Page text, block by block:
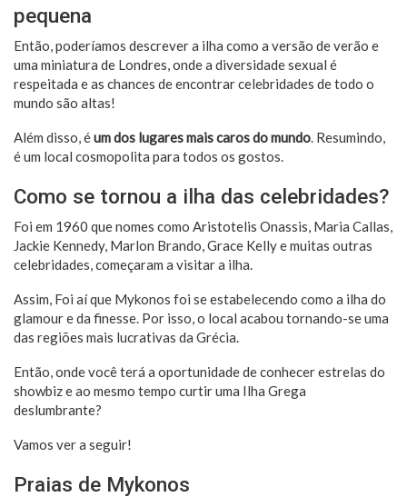
pequena
Então, poderíamos descrever a ilha como a versão de verão e
uma miniatura de Londres, onde a diversidade sexual é
respeitada e as chances de encontrar celebridades de todo o
mundo são altas!
Além disso, éum dos lugares mais caros do mundo. Resumindo,
é um local cosmopolita para todos os gostos.
Como se tornou a ilha das celebridades?
Foi em 1960 que nomes como Aristotelis Onassis, Maria Callas,
Jackie Kennedy, Marlon Brando, Grace Kelly e muitas outras
celebridades, começaram a visitar a ilha.
Assim, Foi aí que Mykonos foi se estabelecendo como a ilha do
glamour e da finesse. Por isso, o local acabou tornando-se uma
das regiões mais lucrativas da Grécia.
Então, onde você terá a oportunidade de conhecer estrelas do
showbiz e ao mesmo tempo curtir uma Ilha Grega
deslumbrante?
Vamos ver a seguir!
Praias de Mykonos